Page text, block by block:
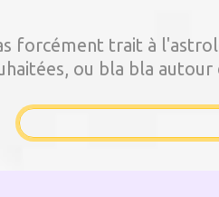
forcément trait à
ou bla bla autour